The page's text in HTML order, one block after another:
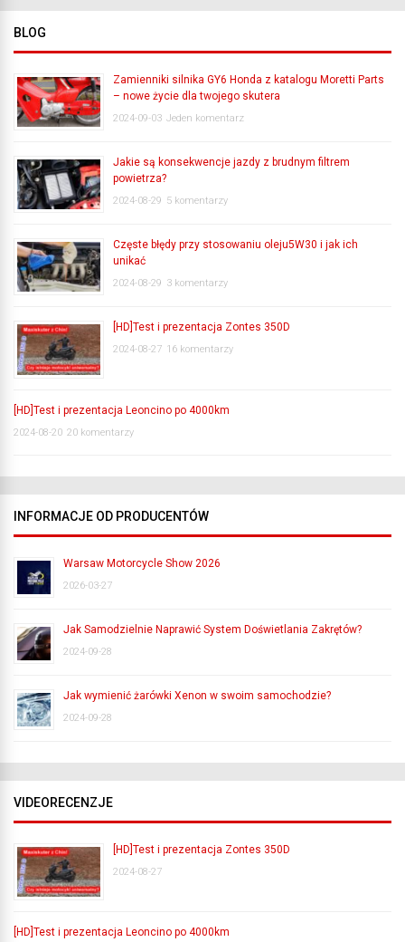
BLOG
Zamienniki silnika GY6 Honda z katalogu Moretti Parts
– nowe życie dla twojego skutera
2024-09-03 Jeden komentarz
Jakie są konsekwencje jazdy z brudnym filtrem
powietrza?
2024-08-29 5 komentarzy
Częste błędy przy stosowaniu oleju5W30 i jak ich
unikać
2024-08-29 3 komentarzy
[HD]Test i prezentacja Zontes 350D
2024-08-27 16 komentarzy
[HD]Test i prezentacja Leoncino po 4000km
2024-08-20 20 komentarzy
INFORMACJE OD PRODUCENTÓW
Warsaw Motorcycle Show 2026
2026-03-27
Jak Samodzielnie Naprawić System Doświetlania Zakrętów?
2024-09-28
Jak wymienić żarówki Xenon w swoim samochodzie?
2024-09-28
VIDEORECENZJE
[HD]Test i prezentacja Zontes 350D
2024-08-27
[HD]Test i prezentacja Leoncino po 4000km